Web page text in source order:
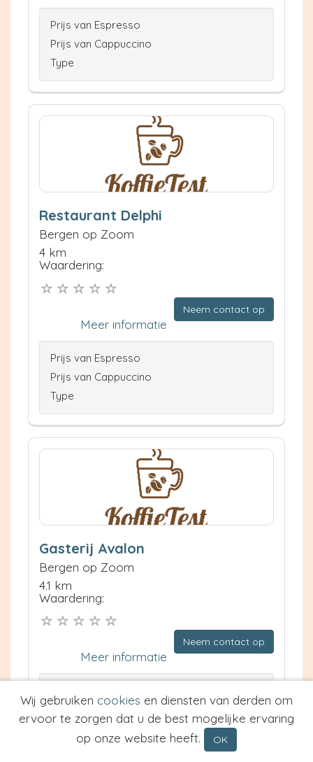
Prijs van Espresso
Prijs van Cappuccino
Type
Restaurant Delphi
Bergen op Zoom
4 km
Waardering:
Neem contact op
Meer informatie
Prijs van Espresso
Prijs van Cappuccino
Type
Gasterij Avalon
Bergen op Zoom
4.1 km
Waardering:
Neem contact op
Meer informatie
Prijs van Cappuccino
Wij gebruiken cookies en diensten van derden om
ervoor te zorgen dat u de best mogelijke ervaring
op onze website heeft.
OK